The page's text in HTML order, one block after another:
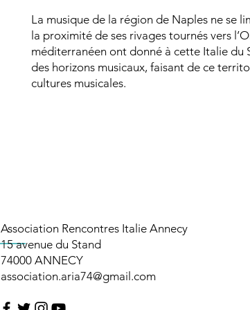
La musique de la région de Naples ne se
la proximité de ses rivages tournés vers
méditerranéen ont donné à cette Italie du
des horizons musicaux, faisant de ce
cultures musicales.
Association Rencontres Italie Annecy
15 avenue du Stand
74000 ANNECY​​​
association.aria74@gmail.com